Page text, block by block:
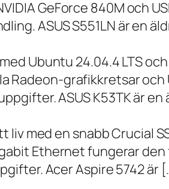
GeForce 840M och
ASUS S551LN är en
Ubuntu 24.04.4 LTS
Radeon-grafikkretsar
ASUS K53TK är
med en snabb Crucial
Ethernet fungerar
Acer Aspire 5742 är